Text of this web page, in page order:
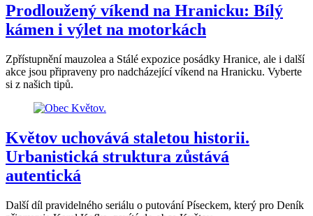
Prodloužený víkend na Hranicku: Bílý
kámen i výlet na motorkách
Zpřístupnění mauzolea a Stálé expozice posádky Hranice, ale i další
akce jsou připraveny pro nadcházející víkend na Hranicku. Vyberte
si z našich tipů.
Květov uchovává staletou historii.
Urbanistická struktura zůstává
autentická
Další díl pravidelného seriálu o putování Píseckem, který pro Deník